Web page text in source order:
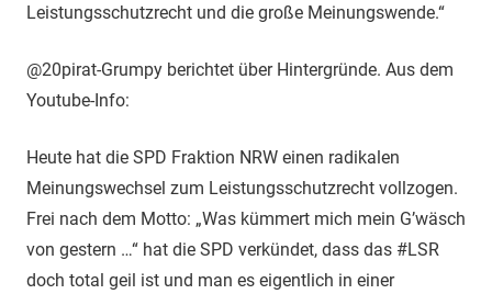
Leistungsschutzrecht und die große Meinungswende.“
@20pirat-Grumpy berichtet über Hintergründe. Aus dem
Youtube-Info:
Heute hat die SPD Fraktion NRW einen radikalen
Meinungswechsel zum Leistungsschutzrecht vollzogen.
Frei nach dem Motto: „Was kümmert mich mein G’wäsch
von gestern …“ hat die SPD verkündet, dass das #LSR
doch total geil ist und man es eigentlich in einer